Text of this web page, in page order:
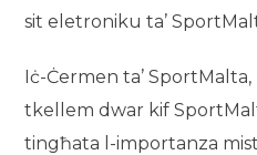
sit eletroniku ta’
Iċ-Ċermen ta’
tkellem dwar kif
tingħata l-importanza